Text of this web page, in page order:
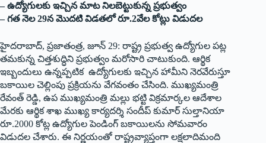
– ఉద్యోగుల‌కు ఇచ్చిన మాట నిల‌బెట్టుకున్న ప్ర‌భుత్వం
– గ‌త నెల 29న మొద‌టి విడ‌త‌లో రూ.2వేల కోట్లు విడుద‌ల
హైద‌రాబాద్‌, ప్ర‌జాతంత్ర‌, జూన్ 29: రాష్ట్ర ప్రభుత్వ ఉద్యోగుల పట్ల
తమకున్న చిత్తశుద్ధిని ప్రభుత్వం మరోసారి చాటుకుంది. ఆర్థిక
ఇబ్బందులు ఉన్నప్పటిక ఉద్యోగులకు ఇచ్చిన హామీని నెరవేరుస్తూ
బకాయిల చెల్లింపు ప్రక్రియను వేగవంతం చేసింది. ముఖ్యమంత్రి
రేవంత్ రెడ్డి, ఉప ముఖ్యమంత్రి మల్లు భట్టి విక్రమార్కల ఆదేశాల
మేరకు ఆర్థిక శాఖ ముఖ్య కార్యదర్శి సందీప్ కుమార్ సుల్తానియా
రూ.2000 కోట్ల ఉద్యోగుల పెండింగ్ బ‌కాయిల‌ను సోమవారం
విడుదల చేశారు. ఈ నిర్ణయంతో రాష్ట్రవ్యాప్తంగా లక్షలాదిమంది